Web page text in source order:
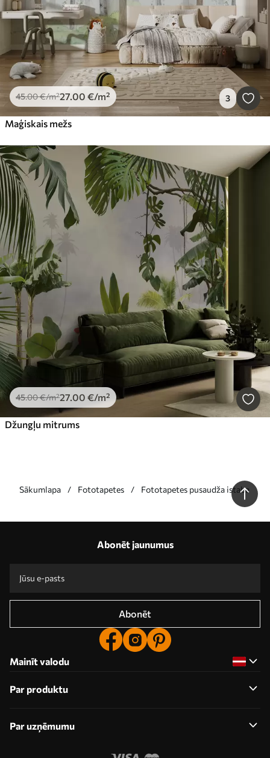
45.00€/m²27.00 €/m² 3
Maģiskais mežs
45.00€/m²27.00 €/m²
Džungļu mitrums
Sākumlapa Fototapetes Fototapetes pusaudža istaba
Ražošana pēc individuāliem izmēriem
Akcijas kodi ar atlaidēm pasūtījumiem!
Abonēt jaunumus
Abonēt
Mainīt valodu
Par produktu
Par uzņēmumu